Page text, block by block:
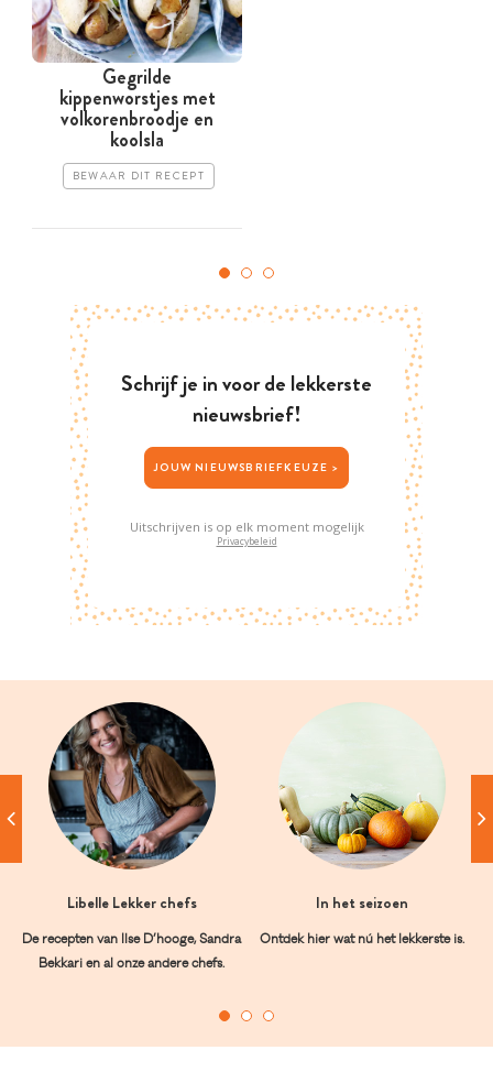
Gegrilde
kippenworstjes met
volkorenbroodje en
koolsla
BEWAAR DIT RECEPT
Schrijf je in voor de lekkerste
nieuwsbrief!
JOUW NIEUWSBRIEFKEUZE >
Uitschrijven is op elk moment mogelijk
Privacybeleid
Libelle Lekker chefs
De recepten van Ilse D’hooge, Sandra
Bekkari en al onze andere chefs.
In het seizoen
Ontdek hier wat nú het lekkerste is.